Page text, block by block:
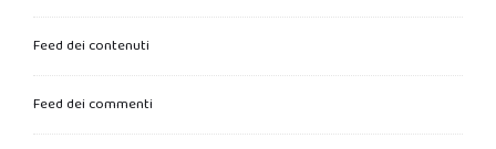
Feed dei contenuti
Feed dei commenti